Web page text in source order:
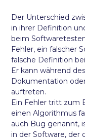
Der Unterschied
in ihrer Definition
beim
Fehler, ein falscher
falsche Definition
Er kann während
Dokumentation
auftreten.
Ein Fehler tritt zum
einen Algorithmus
auch Bug genannt,
in der Software, der